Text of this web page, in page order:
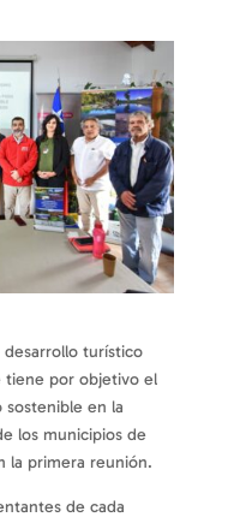
desarrollo turístico
tiene por objetivo el
en la
los municipios de
la primera reunión.
de cada